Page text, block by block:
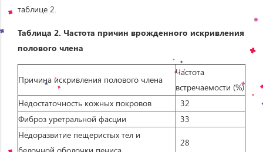
таблице 2.
Таблица 2. Частота причин врожденного искривления
полового члена
Причина искривления полового члена
Частота
встречаемости (%)
Недостаточность кожных покровов
32
Фиброз уретральной фасции
33
Недоразвитие пещеристых тел и
28